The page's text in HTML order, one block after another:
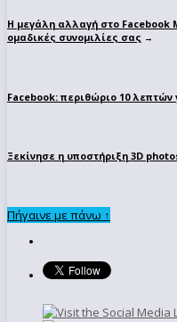
Η μεγάλη αλλαγή στο Facebook
ομαδικές συνομιλίες σας →
Facebook: περιθώριο 10
Ξεκίνησε η υποστήριξη 3D
Πήγαινε με πάνω ↑